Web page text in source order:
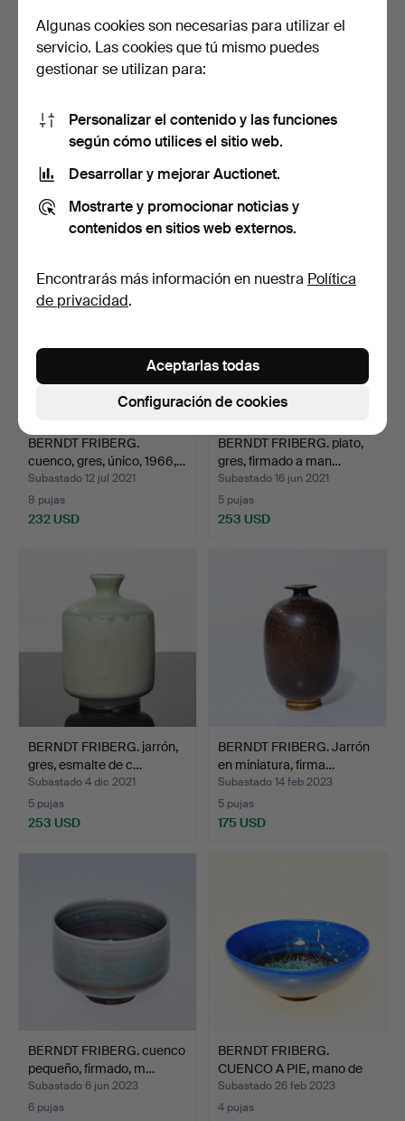
BERNT FRIBERG.
Gusta…
Subastado 21 dic 2016
7 pujas
90 USD
BERNDT FRIBERG.
Gustavsberg,…
Subastado 25 may 2019
263 USD
BERNDT FRIBERG.
cuenco, gres, único, 1966,…
Subastado 12 jul 2021
8 pujas
232 USD
BERNDT FRIBERG. plato,
gres, firmado a man…
Subastado 16 jun 2021
5 pujas
253 USD
BERNDT FRIBERG. jarrón,
gres, esmalte de c…
Subastado 4 dic 2021
5 pujas
253 USD
BERNDT FRIBERG. Jarrón
en miniatura, firma…
Subastado 14 feb 2023
5 pujas
175 USD
BERNDT FRIBERG. cuenco
pequeño, firmado, m…
Subastado 6 jun 2023
6 pujas
BERNDT FRIBERG.
CUENCO A PIE, mano de
estu…
Subastado 26 feb 2023
4 pujas
Algunas cookies son necesarias para utilizar el
servicio. Las cookies que tú mismo puedes
gestionar se utilizan para:
Personalizar el contenido y las funciones
según cómo utilices el sitio web.
Desarrollar y mejorar Auctionet.
Mostrarte y promocionar noticias y
contenidos en sitios web externos.
Encontrarás más información en nuestra Política
de privacidad.
Configuración de cookies
Aceptarlas todas